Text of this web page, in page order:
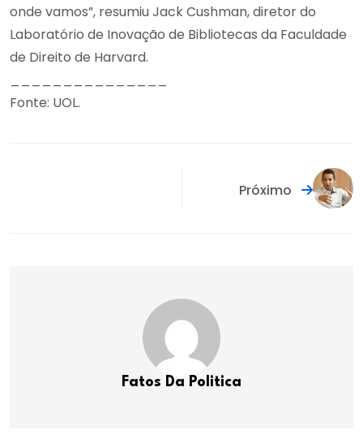
onde vamos”, resumiu Jack Cushman, diretor do
Laboratório de Inovação de Bibliotecas da Faculdade
de Direito de Harvard.
Fonte: UOL.
Próximo
Fatos Da Politica